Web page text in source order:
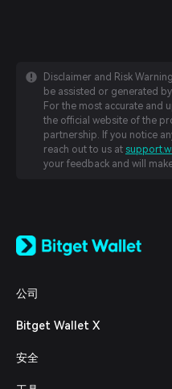
Disclaimer and Risk
be assisted or generated
For the most accurate and
the official website of the
partnership. If you notice
reach out to us at
your feedback and will
日本語
Español (Latinoamérica)
Italiano
Deutsch
公司
Bitget Wallet X
安全